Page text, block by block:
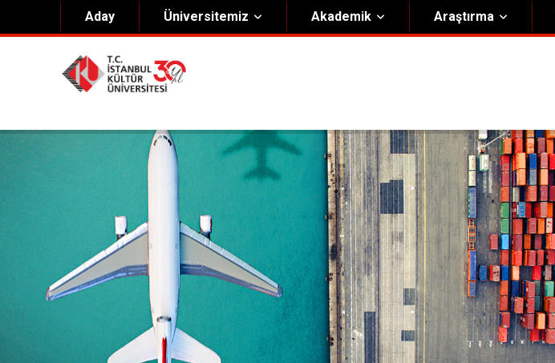
Aday Üniversitemiz
Hakkımızda
Genel Bilgiler
Misyon & Vizyon
Kültür Koleji Vakfı ( KEV )
Akıngüç Ödülü
İKÜ Ödülleri
İdari Birimler
Onursal Doktora
Rektörlük
Organizasyon Şeması
Akademik Araştırma